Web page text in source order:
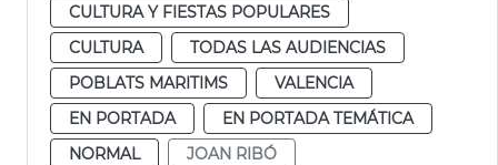
CULTURA Y FIESTAS POPULARES
CULTURA
TODAS LAS AUDIENCIAS
POBLATS MARITIMS
VALENCIA
EN PORTADA
EN PORTADA TEMÁTICA
NORMAL
JOAN RIBÓ